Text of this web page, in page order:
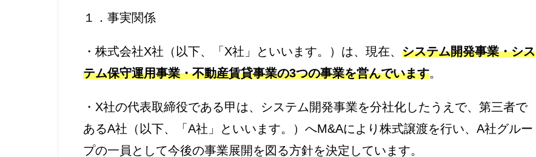
１．事実関係
・株式会社X社（以下、「X社」といいます。）は、現在、 システム開発事業・シス
テム保守運用事業・不動産賃貸事業の3つの事業を営んでいます
・X社の代表取締役である甲は、システム開発事業を分社化したうえで、第三者で
あるA社（以下、「A社」といいます。）へM&Aにより株式譲渡を行い、A社グルー
プの一員として今後の事業展開を図る方針を決定しています。